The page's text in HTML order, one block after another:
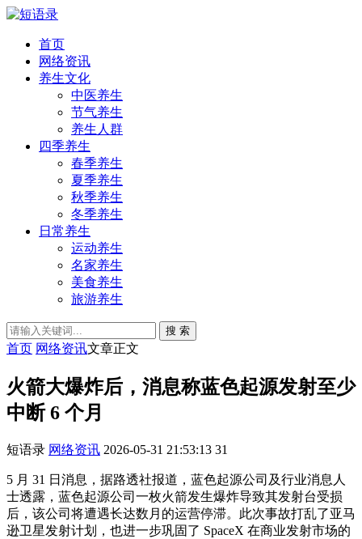
首页
网络资讯
养生文化
中医养生
节气养生
养生人群
四季养生
春季养生
夏季养生
秋季养生
冬季养生
日常养生
运动养生
名家养生
美食养生
旅游养生
搜 索
首页 网络资讯文章正文
火箭大爆炸后，消息称蓝色起源发射至少
中断 6 个月
短语录 网络资讯 2026-05-31 21:53:13 31
5 月 31 日消息，据路透社报道，蓝色起源公司及行业消息人
士透露，蓝色起源公司一枚火箭发生爆炸导致其发射台受损
后，该公司将遭遇长达数月的运营停滞。此次事故打乱了亚马
逊卫星发射计划，也进一步巩固了 SpaceX 在商业发射市场的